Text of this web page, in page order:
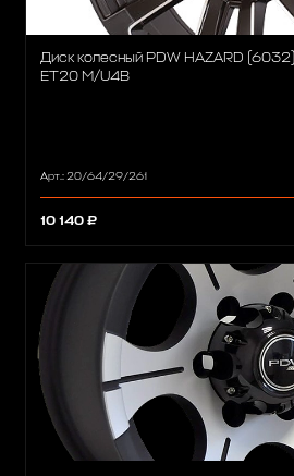
Диск колесный PDW HAZARD
ET20 M/U4B
Арт.: 20/64/29/261
10 140 ₽